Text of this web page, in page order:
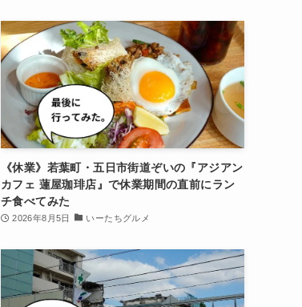
《休業》若葉町・五日市街道ぞいの『アジアン
カフェ 蓮屋珈琲店』で休業期間の直前にラン
チ食べてみた
2026年8月5日 いーたちグルメ